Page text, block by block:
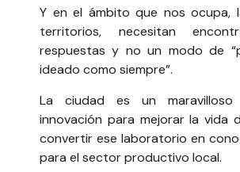
Y en el ámbito que nos ocupa,
territorios, necesitan
respuestas y no un modo de
ideado como siempre”.
La ciudad es un maravilloso
innovación para mejorar la vida
convertir ese laboratorio en
para el sector productivo local.